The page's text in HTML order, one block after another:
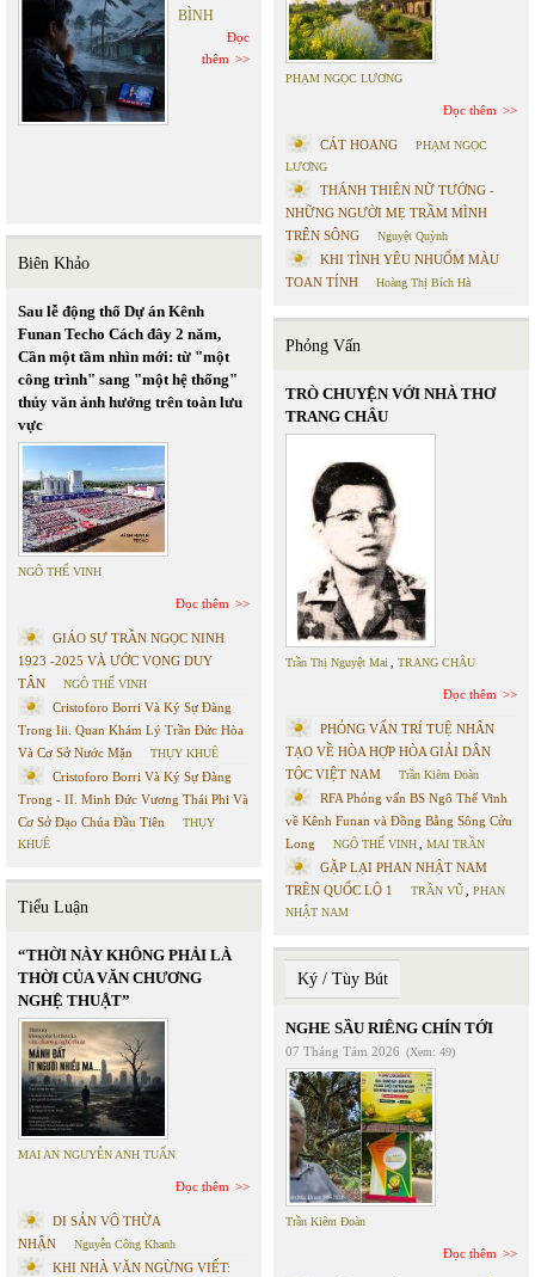
BÌNH
Đọc
thêm
Biên Khảo
Sau lễ động thổ Dự án Kênh
Funan Techo Cách đây 2 năm,
Cần một tầm nhìn mới: từ "một
công trình" sang "một hệ thống"
thủy văn ảnh hưởng trên toàn lưu
vực
NGÔ THẾ VINH
Đọc thêm
GIÁO SƯ TRẦN NGỌC NINH
1923 -2025 VÀ ƯỚC VỌNG DUY
TÂN
NGÔ THẾ VINH
Cristoforo Borri Và Ký Sự Đàng
Trong Iii. Quan Khám Lý Trần Đức Hòa
Và Cơ Sở Nước Mặn
THỤY KHUÊ
Cristoforo Borri Và Ký Sự Đàng
Trong - II. Minh Đức Vương Thái Phi Và
Cơ Sở Đạo Chúa Đầu Tiên
THỤY
KHUÊ
Tiểu Luận
“THỜI NÀY KHÔNG PHẢI LÀ
THỜI CỦA VĂN CHƯƠNG
NGHỆ THUẬT”
MAI AN NGUYỄN ANH TUẤN
Đọc thêm
DI SẢN VÔ THỪA
NHẬN
Nguyễn Công Khanh
KHI NHÀ VĂN NGỪNG VIẾT:
PHẠM NGỌC LƯƠNG
Đọc thêm
CÁT HOANG
PHẠM NGỌC
LƯƠNG
THÁNH THIÊN NỮ TƯỚNG -
NHỮNG NGƯỜI MẸ TRẦM MÌNH
TRÊN SÔNG
Nguyệt Quỳnh
KHI TÌNH YÊU NHUỐM MÀU
TOAN TÍNH
Hoàng Thị Bích Hà
Phỏng Vấn
TRÒ CHUYỆN VỚI NHÀ THƠ
TRANG CHÂU
Trần Thị Nguyệt Mai TRANG CHÂU
Đọc thêm
PHỎNG VẤN TRÍ TUỆ NHÂN
TẠO VỀ HÒA HỢP HÒA GIẢI DÂN
TỘC VIỆT NAM
Trần Kiêm Đoàn
RFA Phỏng vấn BS Ngô Thế Vinh
về Kênh Funan và Đồng Bằng Sông Cửu
Long
NGÔ THẾ VINH MAI TRẦN
GẶP LẠI PHAN NHẬT NAM
TRÊN QUỐC LỘ 1
TRẦN VŨ
PHAN
NHẬT NAM
Ký / Tùy Bút
NGHE SẦU RIÊNG CHÍN TỚI
07 Tháng Tám 2026 (Xem: 49)
Trần Kiêm Đoàn
Đọc thêm